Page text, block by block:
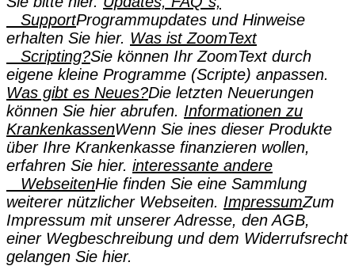
SupportProgrammupdates und Hinweise
erhalten Sie hier. Was ist ZoomText
Scripting?Sie können Ihr ZoomText durch
eigene kleine Programme (Scripte) anpassen.
Was gibt es Neues?Die letzten Neuerungen
können Sie hier abrufen. Informationen zu
KrankenkassenWenn Sie ines dieser Produkte
über Ihre Krankenkasse finanzieren wollen,
erfahren Sie hier. interessante andere
WebseitenHie finden Sie eine Sammlung
weiterer nützlicher Webseiten. ImpressumZum
Impressum mit unserer Adresse, den AGB,
einer Wegbeschreibung und dem Widerrufsrecht
gelangen Sie hier.